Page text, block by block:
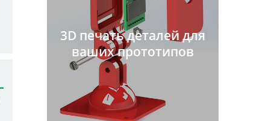
3D печать деталей для
ваших прототипов